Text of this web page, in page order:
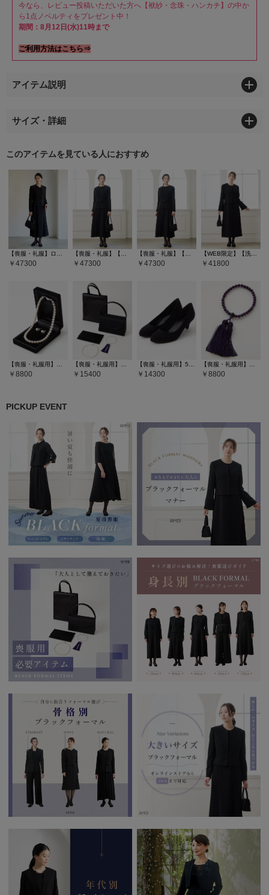
今なら、レビュー投稿いただいた方へ【袱紗・念珠・ハンカチ】の中か
ら1点ノベルティをプレゼント中！
期間：8月12日(水)11時まで
ご利用方法はこちら⇒
アイテム説明
サイズ・詳細
このアイテムを見ている人におすすめ
47300 47300 47300 41800
8800 15400 14300 8800
PICKUP EVENT